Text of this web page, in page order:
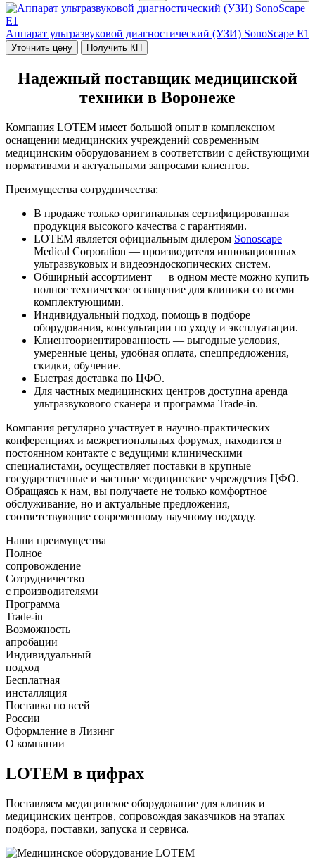
Аппарат ультразвуковой диагностический (УЗИ) SonoScape Е1
Уточнить цену Получить КП
Надежный поставщик медицинской
техники в Воронеже
Компания LOTEM имеет большой опыт в комплексном
оснащении медицинских учреждений современным
медицинским оборудованием в соответствии с действующими
нормативами и актуальными запросами клиентов.
Преимущества сотрудничества:
В продаже только оригинальная сертифицированная
продукция высокого качества с гарантиями.
LOTEM является официальным дилером Sonoscape
Medical Corporation — производителя инновационных
ультразвуковых и видеоэндоскопических систем.
Обширный ассортимент — в одном месте можно купить
полное техническое оснащение для клиники со всеми
комплектующими.
Индивидуальный подход, помощь в подборе
оборудования, консультации по уходу и эксплуатации.
Клиентоориентированность — выгодные условия,
умеренные цены, удобная оплата, спецпредложения,
скидки, обучение.
Быстрая доставка по ЦФО.
Для частных медицинских центров доступна аренда
ультразвукового сканера и программа Trade-in.
Компания регулярно участвует в научно-практических
конференциях и межрегиональных форумах, находится в
постоянном контакте с ведущими клиническими
специалистами, осуществляет поставки в крупные
государственные и частные медицинские учреждения ЦФО.
Обращаясь к нам, вы получаете не только комфортное
обслуживание, но и актуальные предложения,
соответствующие современному научному подходу.
Наши преимущества
Полное
сопровождение
Сотрудничество
с производителями
Программа
Trade-in
Возможность
апробации
Индивидуальный
подход
Бесплатная
инсталляция
Поставка по всей
России
Оформление в Лизинг
О компании
LOTEM в цифрах
Поставляем медицинское оборудование для клиник и
медицинских центров, сопровождая заказчиков на этапах
подбора, поставки, запуска и сервиса.